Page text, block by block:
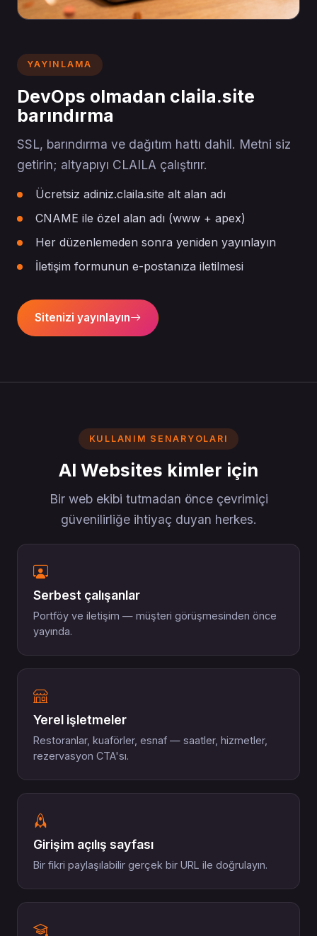
YAYINLAMA
DevOps olmadan claila.site
barındırma
SSL, barındırma ve dağıtım hattı dahil. Metni siz
getirin; altyapıyı CLAILA çalıştırır.
Ücretsiz adiniz.claila.site alt alan adı
CNAME ile özel alan adı (www + apex)
Her düzenlemeden sonra yeniden yayınlayın
İletişim formunun e-postanıza iletilmesi
Sitenizi yayınlayın
KULLANIM SENARYOLARI
AI Websites kimler için
Bir web ekibi tutmadan önce çevrimiçi
güvenilirliğe ihtiyaç duyan herkes.
Serbest çalışanlar
Portföy ve iletişim — müşteri görüşmesinden önce
yayında.
Yerel işletmeler
Restoranlar, kuaförler, esnaf — saatler, hizmetler,
rezervasyon CTA'sı.
Girişim açılış sayfası
Bir fikri paylaşılabilir gerçek bir URL ile doğrulayın.